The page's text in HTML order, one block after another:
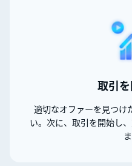
取引
適切なオファーを見つけ
い。次に、取引を開始し